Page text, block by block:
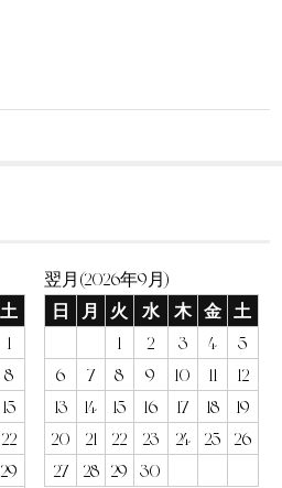
土
1
8
15
22
29
翌月(2026年9月)
日
月 火 水 木 金
土
1
2 3 4
5
6
7 8 9 10 11
12
13
14 15 16 17 18
19
20
21 22 23 24 25
26
27
28 29 30